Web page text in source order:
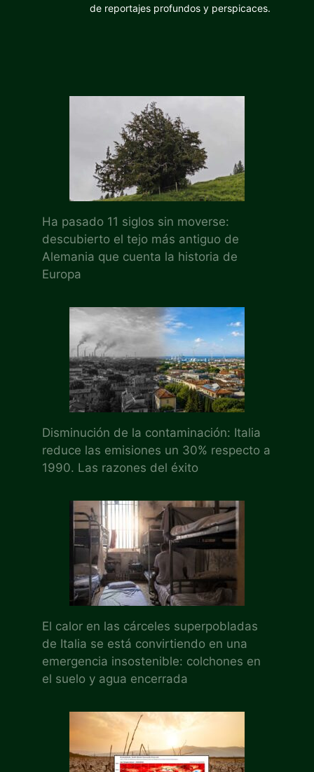
de reportajes profundos y perspicaces.
Ha pasado 11 siglos sin moverse:
descubierto el tejo más antiguo de
Alemania que cuenta la historia de
Europa
Disminución de la contaminación: Italia
reduce las emisiones un 30% respecto a
1990. Las razones del éxito
El calor en las cárceles superpobladas
de Italia se está convirtiendo en una
emergencia insostenible: colchones en
el suelo y agua encerrada